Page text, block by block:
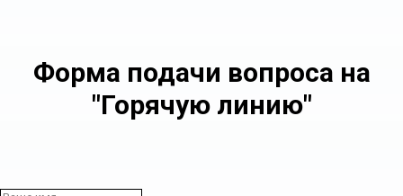
Форма подачи вопроса на
"Горячую линию"